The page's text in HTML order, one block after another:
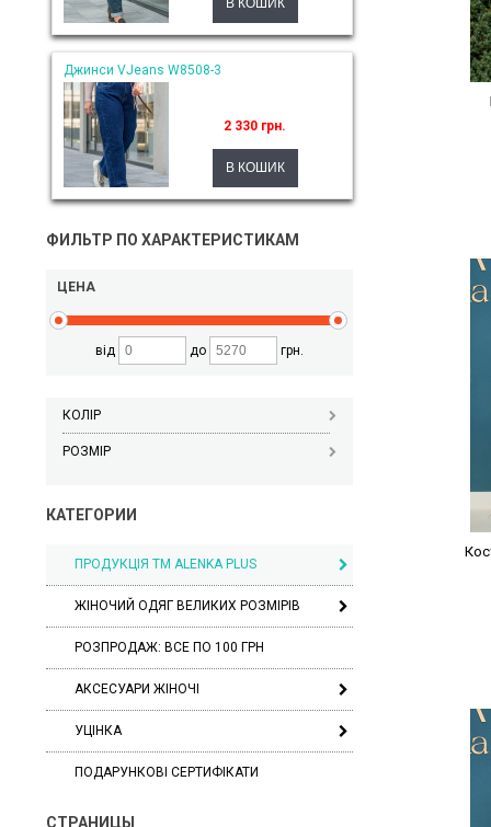
Джинси VJeans W8508-3
2 330 грн.
ФИЛЬТР ПО ХАРАКТЕРИСТИКАМ
ЦЕНА
від до грн.
КОЛІР
РОЗМІР
КАТЕГОРИИ
ПРОДУКЦІЯ ТМ ALENKA PLUS
ЖІНОЧИЙ ОДЯГ ВЕЛИКИХ РОЗМІРІВ
РОЗПРОДАЖ: ВСЕ ПО 100 ГРН
АКСЕСУАРИ ЖІНОЧІ
УЦІНКА
ПОДАРУНКОВІ СЕРТИФІКАТИ
СТРАНИЦЫ